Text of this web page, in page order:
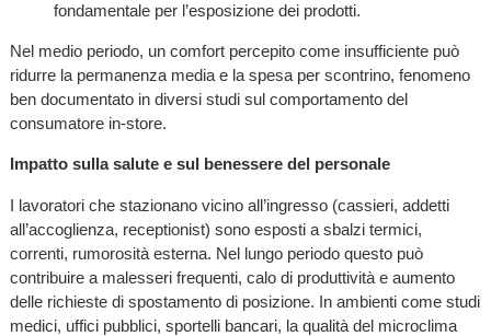
fondamentale per l’esposizione dei prodotti.
Nel medio periodo, un comfort percepito come insufficiente può
ridurre la permanenza media e la spesa per scontrino, fenomeno
ben documentato in diversi studi sul comportamento del
consumatore in-store.
Impatto sulla salute e sul benessere del personale
I lavoratori che stazionano vicino all’ingresso (cassieri, addetti
all’accoglienza, receptionist) sono esposti a sbalzi termici,
correnti, rumorosità esterna. Nel lungo periodo questo può
contribuire a malesseri frequenti, calo di produttività e aumento
delle richieste di spostamento di posizione. In ambienti come studi
medici, uffici pubblici, sportelli bancari, la qualità del microclima